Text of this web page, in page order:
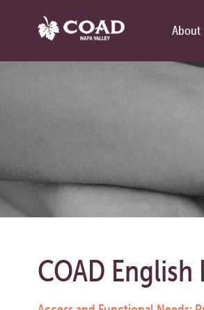
About
COAD English